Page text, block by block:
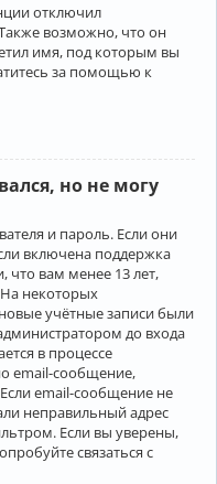
отключил
возможно, что он
имя, под которым вы
за помощью к
но не могу
и пароль. Если они
включена поддержка
что вам менее 13 лет,
некоторых
учётные записи были
до входа
в процессе
email-сообщение,
email-сообщение не
неправильный адрес
Если вы уверены,
связаться с